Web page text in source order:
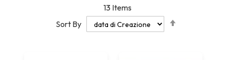
13 Items
Sort By